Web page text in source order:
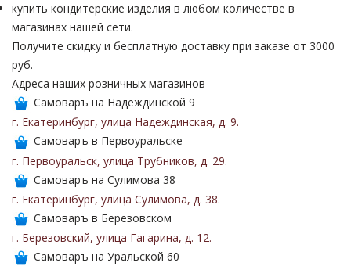
купить кондитерские изделия в любом количестве в
магазинах нашей сети.
Получите скидку и бесплатную доставку при заказе от 3000
руб.
Адреса наших розничных магазинов
Самоваръ на Надеждинской 9
г. Екатеринбург, улица Надеждинская, д. 9.
Самоваръ в Первоуральске
г. Первоуральск, улица Трубников, д. 29.
Самоваръ на Сулимова 38
г. Екатеринбург, улица Сулимова, д. 38.
Самоваръ в Березовском
г. Березовский, улица Гагарина, д. 12.
Самоваръ на Уральской 60